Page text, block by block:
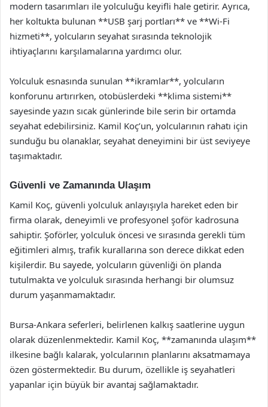
modern tasarımları ile yolculuğu keyifli hale getirir. Ayrıca,
her koltukta bulunan **USB şarj portları** ve **Wi-Fi
hizmeti**, yolcuların seyahat sırasında teknolojik
ihtiyaçlarını karşılamalarına yardımcı olur.
Yolculuk esnasında sunulan **ikramlar**, yolcuların
konforunu artırırken, otobüslerdeki **klima sistemi**
sayesinde yazın sıcak günlerinde bile serin bir ortamda
seyahat edebilirsiniz. Kamil Koç’un, yolcularının rahatı için
sunduğu bu olanaklar, seyahat deneyimini bir üst seviyeye
taşımaktadır.
Güvenli ve Zamanında Ulaşım
Kamil Koç, güvenli yolculuk anlayışıyla hareket eden bir
firma olarak, deneyimli ve profesyonel şoför kadrosuna
sahiptir. Şoförler, yolculuk öncesi ve sırasında gerekli tüm
eğitimleri almış, trafik kurallarına son derece dikkat eden
kişilerdir. Bu sayede, yolcuların güvenliği ön planda
tutulmakta ve yolculuk sırasında herhangi bir olumsuz
durum yaşanmamaktadır.
Bursa-Ankara seferleri, belirlenen kalkış saatlerine uygun
olarak düzenlenmektedir. Kamil Koç, **zamanında ulaşım**
ilkesine bağlı kalarak, yolcularının planlarını aksatmamaya
özen göstermektedir. Bu durum, özellikle iş seyahatleri
yapanlar için büyük bir avantaj sağlamaktadır.